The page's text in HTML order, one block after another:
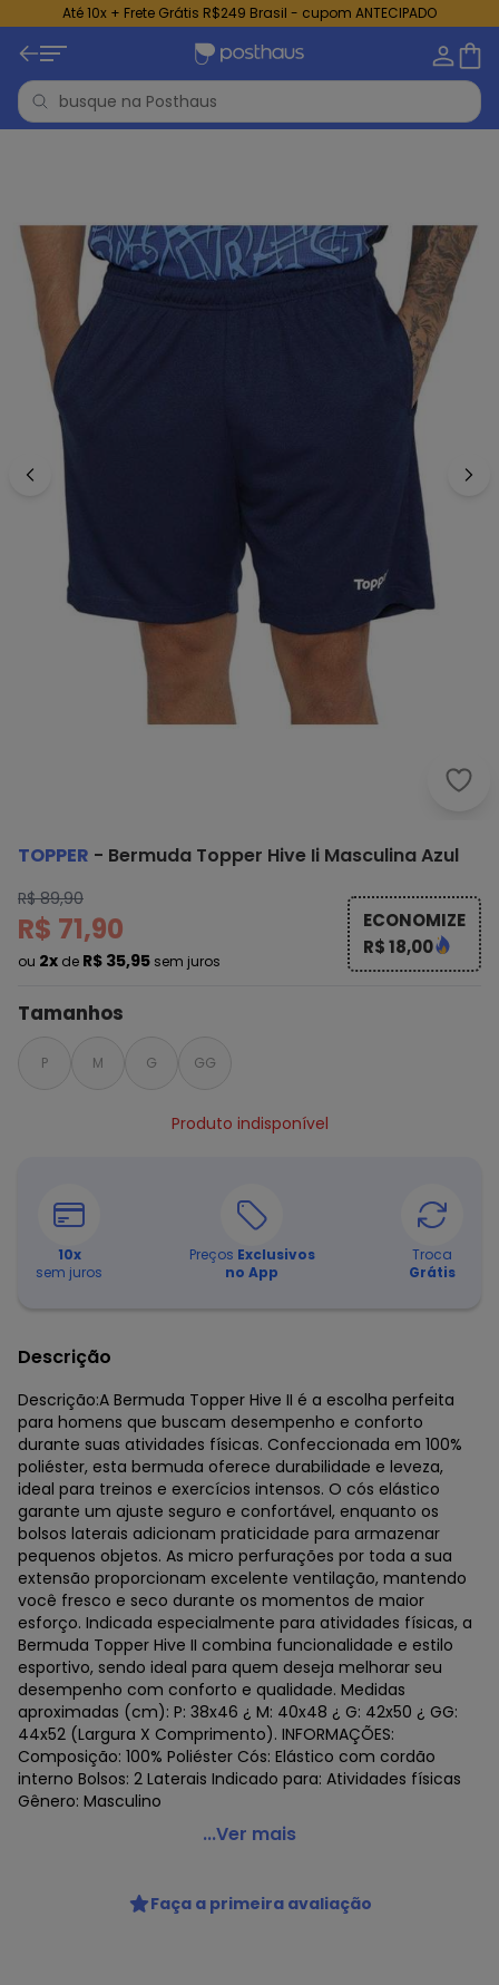
Até 10x + Frete Grátis R$249 Brasil - cupom ANTECIPADO
TOPPER - Bermuda Topper Hive Ii Masculina Azul
R$ 89,90
R$ 71,90
ou 2x de R$ 35,95 sem juros
ECONOMIZE
R$ 18,00
Tamanhos
P M G GG
Produto indisponível
10x
sem juros
Preços Exclusivos
no App
Troca
Grátis
Descrição
Descrição:A Bermuda Topper Hive II é a escolha perfeita
para homens que buscam desempenho e conforto
durante suas atividades físicas. Confeccionada em 100%
poliéster, esta bermuda oferece durabilidade e leveza,
ideal para treinos e exercícios intensos. O cós elástico
garante um ajuste seguro e confortável, enquanto os
bolsos laterais adicionam praticidade para armazenar
pequenos objetos. As micro perfurações por toda a sua
extensão proporcionam excelente ventilação, mantendo
você fresco e seco durante os momentos de maior
esforço. Indicada especialmente para atividades físicas, a
Bermuda Topper Hive II combina funcionalidade e estilo
esportivo, sendo ideal para quem deseja melhorar seu
desempenho com conforto e qualidade. Medidas
aproximadas (cm): P: 38x46 ¿ M: 40x48 ¿ G: 42x50 ¿ GG:
44x52 (Largura X Comprimento). INFORMAÇÕES:
Composição: 100% Poliéster Cós: Elástico com cordão
interno Bolsos: 2 Laterais Indicado para: Atividades físicas
Gênero: Masculino
Topper - Bermuda Topper Hive Ii Masculina Azul
Histórico de preços
...Ver mais
Faça a primeira avaliação